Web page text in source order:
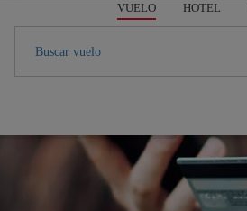
VUELO HOTEL
Buscar vuelo